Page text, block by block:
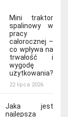
Mini traktor
spalinowy w
pracy
całorocznej –
co wpływa na
trwałość i
wygodę
użytkowania?
22 lipca 2026
Jaka jest
najlepsza